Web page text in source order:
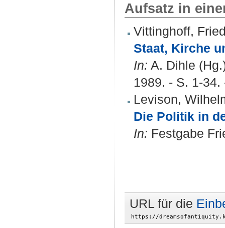
Aufsatz in
Vittinghoff,
Staat, Kirche
In: A. Dihle
1989. - S. 1-
Levison,
Die Politik in
In: Festgabe
URL für die